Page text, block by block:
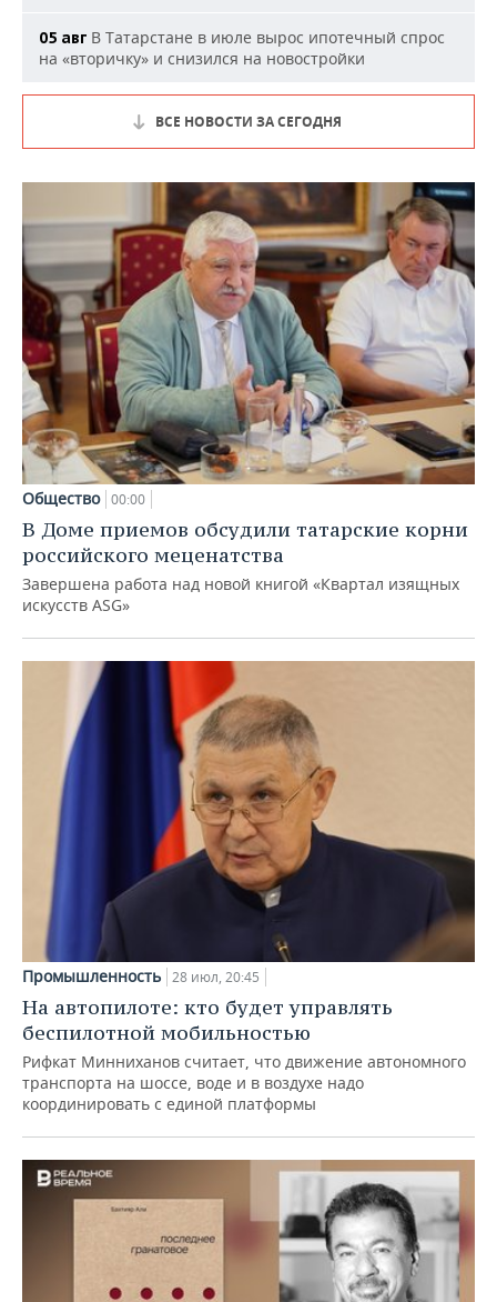
05 авг В Татарстане в июле вырос ипотечный спрос
на «вторичку» и снизился на новостройки
ВСЕ НОВОСТИ ЗА СЕГОДНЯ
Общество 00:00
В Доме приемов обсудили татарские корни
российского меценатства
Завершена работа над новой книгой «Квартал изящных
искусств ASG»
Промышленность 28 июл, 20:45
На автопилоте: кто будет управлять
беспилотной мобильностью
Рифкат Минниханов считает, что движение автономного
транспорта на шоссе, воде и в воздухе надо
координировать с единой платформы